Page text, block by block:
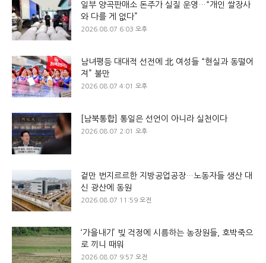
일부 양곡판매소 돈주가 실질 운영…“개인 쌀장사
와 다를 게 없다”
2026.08.07 6:03 오후
남녀평등 대대적 선전에 北 여성들 “현실과 동떨어
져” 불만
2026.08.07 4:01 오후
[남북통합] 통일은 선언이 아니라 실천이다
2026.08.07 2:01 오후
겉만 번지르르한 지방공업공장…노동자들 생산 대
신 광산에 동원
2026.08.07 11:59 오전
‘가을내기’ 빚 걱정에 시름하는 농장원들, 호박죽으
로 끼니 때워
2026.08.07 9:57 오전